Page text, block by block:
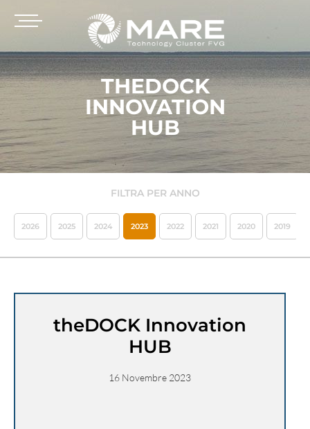
THEDOCK
INNOVATION
HUB
FILTRA PER ANNO
2026 2025 2024 2023 2022 2021 2020 2019
theDOCK Innovation
HUB
16 Novembre 2023